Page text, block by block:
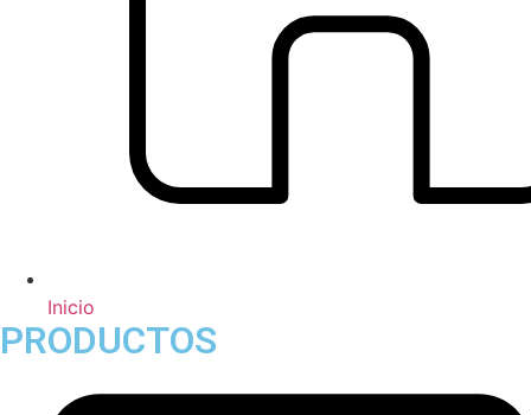
Inicio
PRODUCTOS